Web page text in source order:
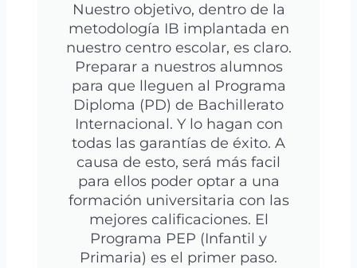
Nuestro objetivo, dentro de la
metodología IB implantada en
nuestro centro escolar, es claro.
Preparar a nuestros alumnos
para que lleguen al Programa
Diploma (PD) de Bachillerato
Internacional. Y lo hagan con
todas las garantías de éxito. A
causa de esto, será más facil
para ellos poder optar a una
formación universitaria con las
mejores calificaciones. El
Programa PEP (Infantil y
Primaria) es el primer paso.